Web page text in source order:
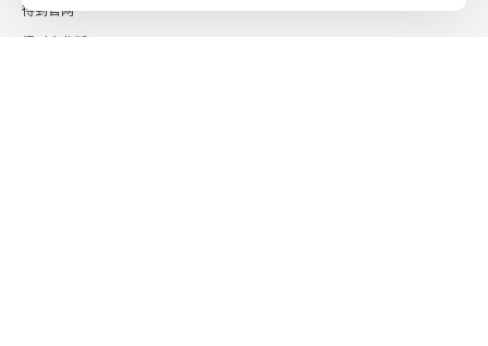
得到官网